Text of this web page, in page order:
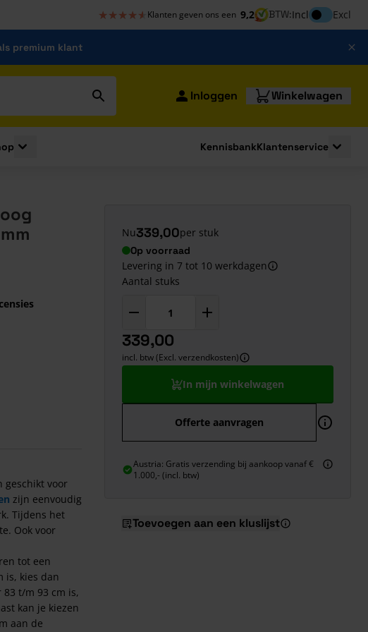
★★★★★
★★★★★ Klanten geven ons een 9,2 BTW:InclInclusief btw
Excl
premium klant
Inloggen Winkelwagen
for Bestrating
Toggle submenu for Bouwshop
KennisbankKlantenservice
geschikt voor
zijn eenvoudig
Tijdens het
Ook voor
tot een
is, kies dan
t/m 93 cm is,
kan je kiezen
aan de
Nu339,00per stuk
Op voorraad
Levering in 7 tot 10 werkdagen
Aantal stuks
339,00
incl. btw (Excl. verzendkosten)
In mijn winkelwagen
Offerte aanvragen
Austria: Gratis verzending bij aankoop vanaf €
1.000,- (incl. btw)
Toevoegen aan een kluslijst